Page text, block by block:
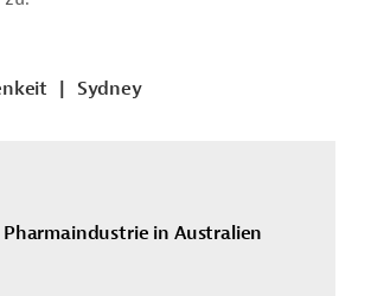
| Sydney
in Australien